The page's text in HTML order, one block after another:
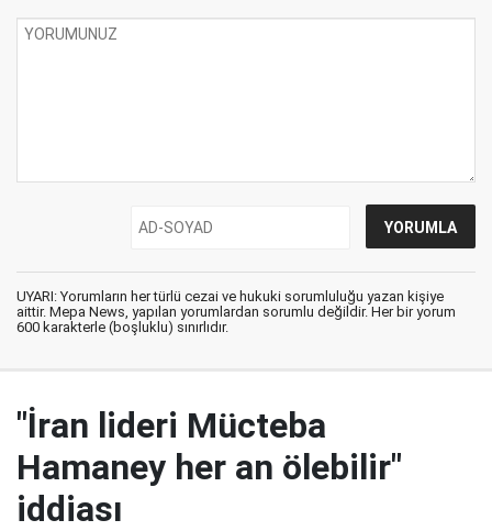
UYARI: Yorumların her türlü cezai ve hukuki sorumluluğu yazan kişiye
aittir. Mepa News, yapılan yorumlardan sorumlu değildir. Her bir yorum
600 karakterle (boşluklu) sınırlıdır.
"İran lideri Mücteba
Hamaney her an ölebilir"
iddiası